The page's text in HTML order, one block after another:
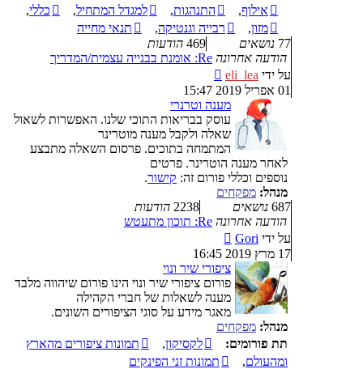
אילוף, התנהגות, למגדל המתחיל, כללי,
מזון, רבייה וגנטיקה,
תנאי מחייה
77 נושאים 469 הודעות
הודעה אחרונה Re: אומנת בבנייה עצמית/המדריך
על ידי eli_lea
בהודעה
האחרונה
01 אפריל 2019 15:47
מענה וטרנרי
עוסק בבריאות התוכי שלנו. האפשרות לשאול
שאלה ולקבל מענה מוטרינר
המתמחה בתוכים. פרסום השאלה מתבצע
לאחר מענה הוטרינר. פרטים
נוספים וכללי פורום זה: קישור.
מנהל: מפקחים
687 נושאים 2238 הודעות
הודעה אחרונה Re: תוכון מתעטש
על ידי Gori
בהודעה
האחרונה
17 מרץ 2019 16:45
ציפורי שיר ונוי
פורום ציפורי שיר ונוי הינו פורום שיהווה מלבד
מענה לשאלות של חברי הקהילה
מאגר מידע על סוגי הציפורים השונים.
מנהל: מפקחים
תת פורומים:
לקסיקון,
תמונות ציפורים מהארץ
ומהעולם,
תמונות זני הפינקים